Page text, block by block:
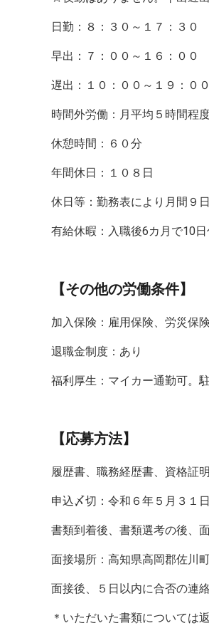
日勤：８：３０～１７：３０
早出：７：００～１６：００
遅出：１０：００～１９：００
時間外労働：月平均５時間程
休憩時間：６０分
年間休日：１０８日
休日等：勤務表により月間９
有給休暇：入職後6カ月で10
【その他の労働条件】
加入保険：雇用保険、労災保
退職金制度：あり
福利厚生：マイカー通勤可。
【応募方法】
履歴書、職務経歴書、資格証
申込〆切：令和６年５月３１
書類到着後、書類選考の後、
面接場所：高知県高岡郡佐川
面接後、５日以内に合否の連
＊いただいた書類については